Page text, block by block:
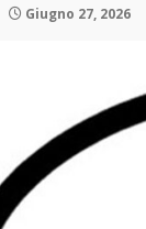
Giugno 27, 2026